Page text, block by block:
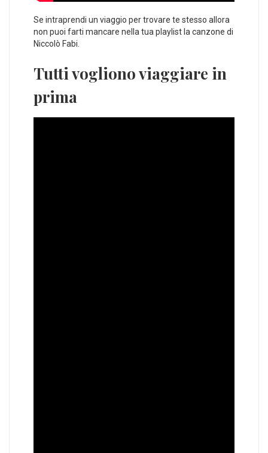
Se intraprendi un viaggio per trovare te stesso allora
non puoi farti mancare nella tua playlist la canzone di
Niccolò Fabi.
Tutti vogliono viaggiare in
prima